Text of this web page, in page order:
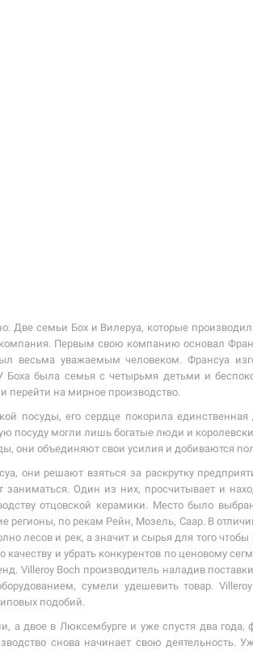
Две семьи Бох и Вилеруа, которые
Первым свою компанию основал
весьма уважаемым человеком. Франсуа
Боха была семья с четырьмя детьми и
перейти на мирное производство.
посуды, его сердце покорила
посуду могли лишь богатые люди и
они объединяют свои усилия и добиваются
они решают взяться за раскрутку
Один из них, просчитывает и
отцовской керамики. Место было
регионы, по рекам Рейн, Мозель, Саар. В
лесов и рек, а значит и сырья для того чтобы
и убрать конкурентов по ценовому
Villeroy Boch производитель наладив
сумели удешевить товар.
подобий.
а двое в Люксембурге и уже спустя два
снова начинает свою деятельность.